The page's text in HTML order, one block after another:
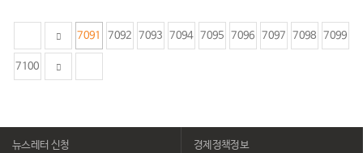
7091 7092 7093 7094 7095 7096 7097 7098 7099
7100
뉴스레터 신청 경제정책정보